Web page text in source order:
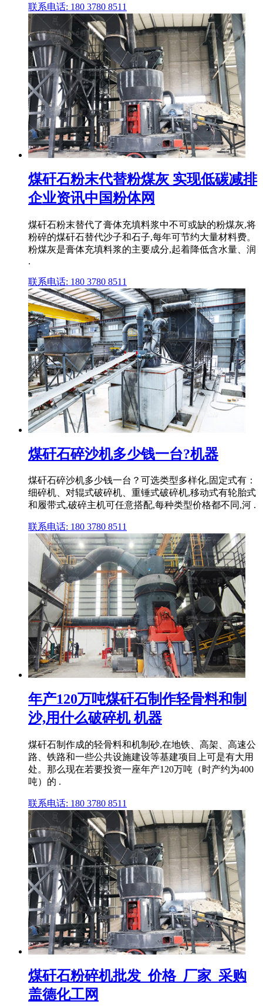
联系电话: 180 3780 8511
煤矸石粉末代替粉煤灰 实现低碳减排
企业资讯中国粉体网
煤矸石粉末替代了膏体充填料浆中不可或缺的粉煤灰,将
粉碎的煤矸石替代沙子和石子,每年可节约大量材料费。
粉煤灰是膏体充填料浆的主要成分,起着降低含水量、润
.
联系电话: 180 3780 8511
煤矸石碎沙机多少钱一台?机器
煤矸石碎沙机多少钱一台？可选类型多样化,固定式有：
细碎机、对辊式破碎机、重锤式破碎机,移动式有轮胎式
和履带式,破碎主机可任意搭配,每种类型价格都不同,河 .
联系电话: 180 3780 8511
年产120万吨煤矸石制作轻骨料和制
沙,用什么破碎机 机器
煤矸石制作成的轻骨料和机制砂,在地铁、高架、高速公
路、铁路和一些公共设施建设等基建项目上可是有大用
处。那么现在若要投资一座年产120万吨（时产约为400
吨）的 .
联系电话: 180 3780 8511
煤矸石粉碎机批发_价格_厂家_采购
盖德化工网